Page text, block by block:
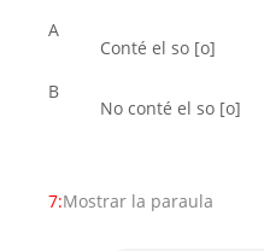
A
Conté el so [o]
B
No conté el so [o]
7:Mostrar la paraula